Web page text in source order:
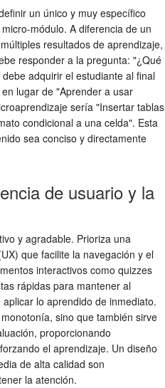
un único y muy específico
módulo. A diferencia de un
resultados de aprendizaje,
responder a la pregunta: "¿Qué
adquirir el estudiante al final
lugar de "Aprender a usar
sería "Insertar tablas
condicional a una celda". Esta
sea conciso y directamente
de usuario y la
y agradable. Prioriza una
que facilite la navegación y el
interactivos como quizzes
rápidas para mantener al
lo aprendido de inmediato.
sino que también sirve
proporcionando
el aprendizaje. Un diseño
de alta calidad son
la atención.